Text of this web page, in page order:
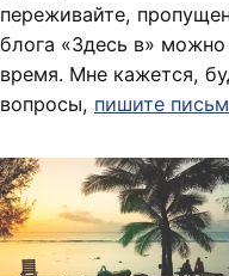
переживайте,
блога «Здесь в»
время. Мне кажется,
вопросы, пишите